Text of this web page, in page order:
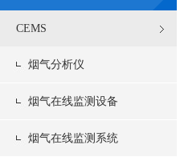
CEMS
烟气分析仪
烟气在线监测设备
烟气在线监测系统